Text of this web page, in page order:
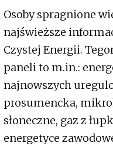
Osoby spragnione
najświeższe
Czystej Energii.
paneli to m.in.:
najnowszych
prosumencka,
słoneczne, gaz z
energetyce